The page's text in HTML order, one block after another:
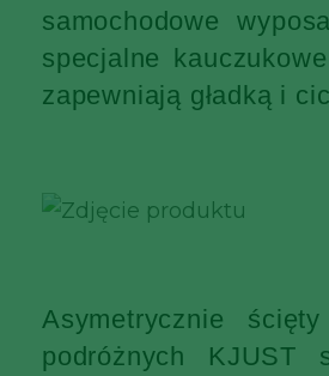
samochodowe
specjalne
zapewniają gładką i
Asymetrycznie
podróżnych KJUST